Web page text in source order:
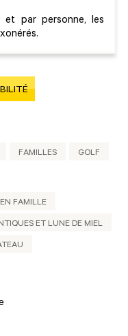
par personne, les
FAMILLES GOLF
FAMILLE
ET LUNE DE MIEL